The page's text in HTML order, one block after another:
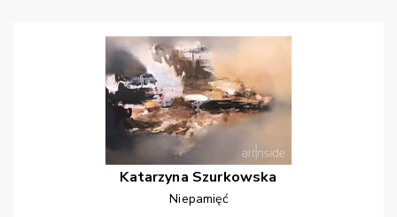
Katarzyna Szurkowska
Niepamięć